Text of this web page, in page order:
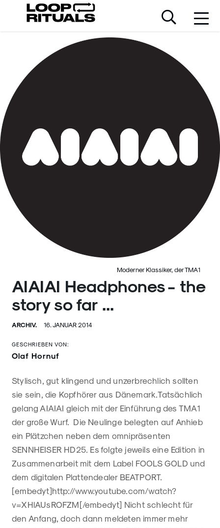
Moderner Klassiker, der TMA1
AIAIAI Headphones - the
story so far ...
ARCHIV. 16. JANUAR 2014
GESCHRIEBEN VON:
Olaf Hornuf
Stylisch, gut klingend und unzerbrechlich sollten
sie sein, die Kopfhörer aus Dänemark.Tatsächlich
gelang AIAIAI gleich mit der Einführung des TMA1
der große Wurf. Die Neulinge belegten auf Anhieb
ein Plätzchen neben dem omnipräsenten
SENNHEISER HD25. Es folgte jeweils eine Edition in
Zusammenarbeit mit dem Label FOOLS GOLD und
dem digitalen Plattendealer BEATPORT.
[embedyt]http://www.youtube.com/watch?
v=XHlAUsROFZM[/embedyt] Nicht schlecht für
den Anfang, doch dann meldeten immer mehr